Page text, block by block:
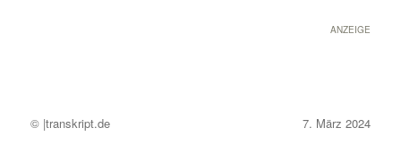
ANZEIGE
© |transkript.de 7. März 2024